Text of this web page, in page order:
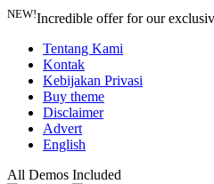
NEW!Incredible offer for our
Tentang Kami
Kontak
Kebijakan Privasi
Buy theme
Disclaimer
Advert
English
All Demos Included